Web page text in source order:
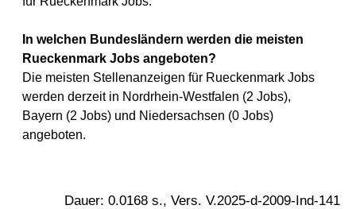
In welchen Bundesländern werden die meisten
Rueckenmark Jobs angeboten?
Die meisten Stellenanzeigen für Rueckenmark Jobs
werden derzeit in Nordrhein-Westfalen (2 Jobs),
Bayern (2 Jobs) und Niedersachsen (0 Jobs)
angeboten.
Dauer: 0.0168 s., Vers. V.2025-d-2009-Ind-141